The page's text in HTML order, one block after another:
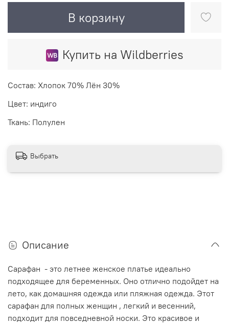
В корзину
Купить на Wildberries
Состав: Хлопок 70% Лён 30%
Цвет: индиго
Ткань: Полулен
Выбрать
Описание
Сарафан - это летнее женское платье идеально
подходящее для беременных. Оно отлично подойдет на
лето, как домашняя одежда или пляжная одежда. Этот
сарафан для полных женщин , легкий и весенний,
подходит для повседневной носки. Это красивое и